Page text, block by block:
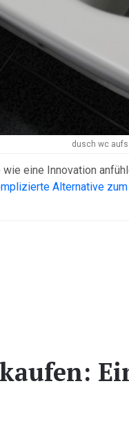
dusch wc
wie eine Innovation
Alternative